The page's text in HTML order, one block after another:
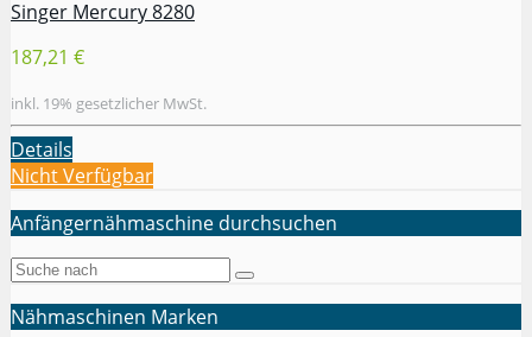
Singer Mercury 8280
187,21 €
inkl. 19% gesetzlicher MwSt.
Details
Nicht Verfügbar
Anfängernähmaschine durchsuchen
Nähmaschinen Marken